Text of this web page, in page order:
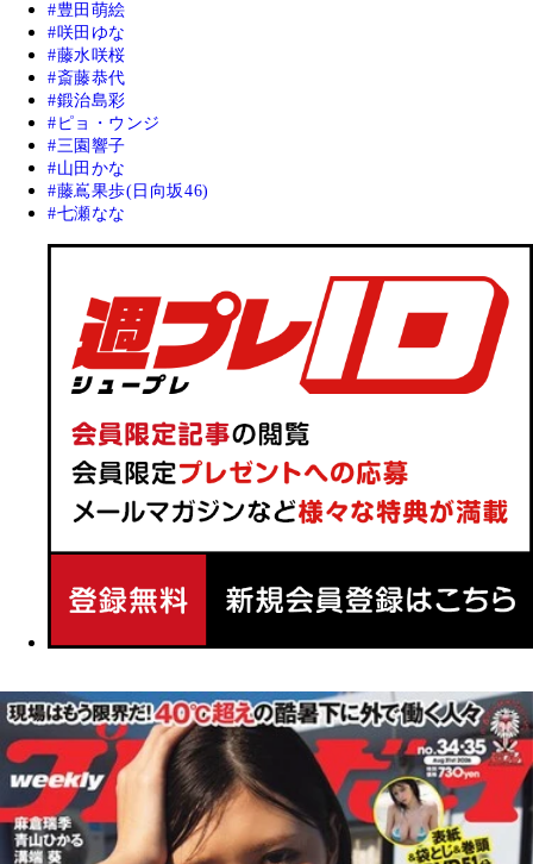
豊田萌絵
咲田ゆな
藤水咲桜
斎藤恭代
鍛治島彩
ピョ・ウンジ
三園響子
山田かな
藤嶌果歩(日向坂46)
七瀬なな